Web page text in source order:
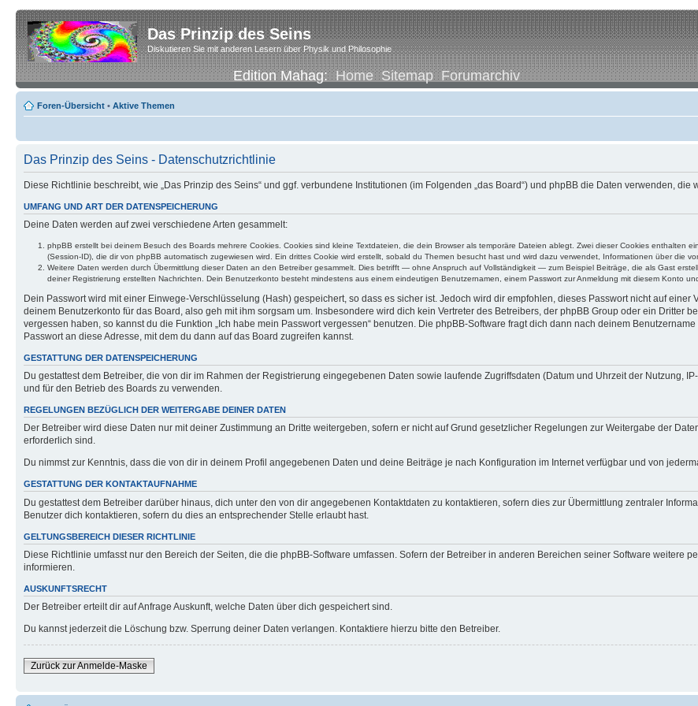
Das Prinzip des Seins
Diskutieren Sie mit anderen Lesern über Physik und Philosophie
Edition Mahag:Home Sitemap Forumarchiv
Foren-Übersicht • Aktive Themen
Das Prinzip des Seins - Datenschutzrichtlinie
Diese Richtlinie beschreibt, wie „Das Prinzip des Seins“ und ggf. verbundene Institutionen (im Folgenden „das Board“) und phpBB die Daten verwenden, die
UMFANG UND ART DER DATENSPEICHERUNG
Deine Daten werden auf zwei verschiedene Arten gesammelt:
phpBB erstellt bei deinem Besuch des Boards mehrere Cookies. Cookies sind kleine Textdateien, die dein Browser als temporäre Dateien ablegt. Zwei dieser Cookies enthalten
(Session-ID), die dir von phpBB automatisch zugewiesen wird. Ein drittes Cookie wird erstellt, sobald du Themen besucht hast und wird dazu verwendet, Informationen über die
Weitere Daten werden durch Übermittlung dieser Daten an den Betreiber gesammelt. Dies betrifft — ohne Anspruch auf Vollständigkeit — zum Beispiel Beiträge, die als Gast
deiner Registrierung erstellten Nachrichten. Dein Benutzerkonto besteht mindestens aus einem eindeutigen Benutzernamen, einem Passwort zur Anmeldung mit diesem Konto
Dein Passwort wird mit einer Einwege-Verschlüsselung (Hash) gespeichert, so dass es sicher ist. Jedoch wird dir empfohlen, dieses Passwort nicht auf
deinem Benutzerkonto für das Board, also geh mit ihm sorgsam um. Insbesondere wird dich kein Vertreter des Betreibers, der phpBB Group oder ein Dritter
vergessen haben, so kannst du die Funktion „Ich habe mein Passwort vergessen“ benutzen. Die phpBB-Software fragt dich dann nach deinem
Passwort an diese Adresse, mit dem du dann auf das Board zugreifen kannst.
GESTATTUNG DER DATENSPEICHERUNG
Du gestattest dem Betreiber, die von dir im Rahmen der Registrierung eingegebenen Daten sowie laufende Zugriffsdaten (Datum und Uhrzeit der Nutzung,
und für den Betrieb des Boards zu verwenden.
REGELUNGEN BEZÜGLICH DER WEITERGABE DEINER DATEN
Der Betreiber wird diese Daten nur mit deiner Zustimmung an Dritte weitergeben, sofern er nicht auf Grund gesetzlicher Regelungen zur Weitergabe der
erforderlich sind.
Du nimmst zur Kenntnis, dass die von dir in deinem Profil angegebenen Daten und deine Beiträge je nach Konfiguration im Internet verfügbar und von
GESTATTUNG DER KONTAKTAUFNAHME
Du gestattest dem Betreiber darüber hinaus, dich unter den von dir angegebenen Kontaktdaten zu kontaktieren, sofern dies zur Übermittlung zentraler
Benutzer dich kontaktieren, sofern du dies an entsprechender Stelle erlaubt hast.
GELTUNGSBEREICH DIESER RICHTLINIE
Diese Richtlinie umfasst nur den Bereich der Seiten, die die phpBB-Software umfassen. Sofern der Betreiber in anderen Bereichen seiner Software weitere
informieren.
AUSKUNFTSRECHT
Der Betreiber erteilt dir auf Anfrage Auskunft, welche Daten über dich gespeichert sind.
Du kannst jederzeit die Löschung bzw. Sperrung deiner Daten verlangen. Kontaktiere hierzu bitte den Betreiber.
Zurück zur Anmelde-Maske